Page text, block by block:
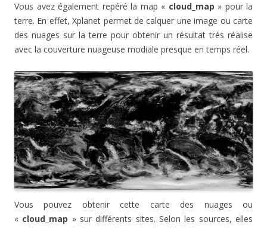
Vous avez également repéré la map « cloud_map » pour la
terre. En effet, Xplanet permet de calquer une image ou carte
des nuages sur la terre pour obtenir un résultat très réalise
avec la couverture nuageuse modiale presque en temps réel.
Vous pouvez obtenir cette carte des nuages ou
« cloud_map » sur différents sites. Selon les sources, elles